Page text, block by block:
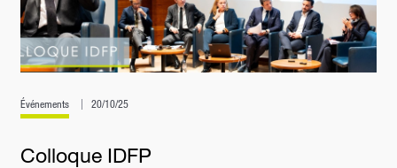
Événements 20/10/25
Colloque IDFP